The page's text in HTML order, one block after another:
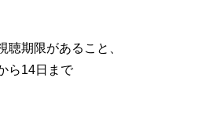
聴期限があること、
ら14日まで